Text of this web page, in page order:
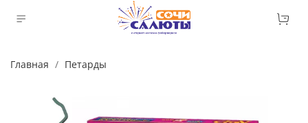
Главная Петарды